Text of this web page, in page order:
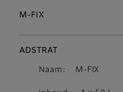
M-FIX
ADSTRAT
Naam: M-FIX